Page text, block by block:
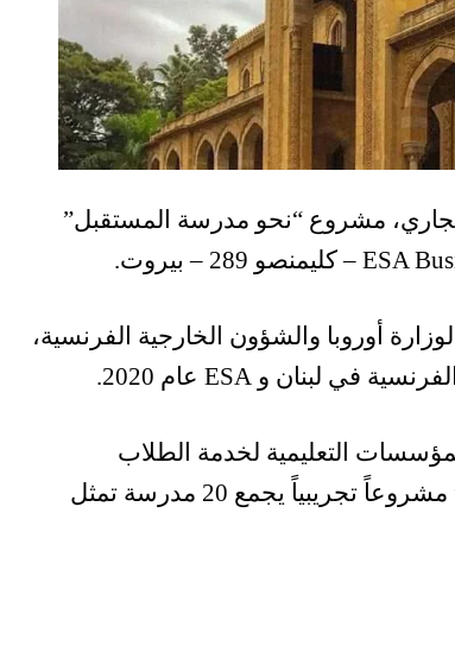
في لبنان، الأربعاء 5 شباط الجاري، مشروع “نحو مدرسة المستقبل”
أوروبا والشؤون الخارجية الفرنسية،
التعليمية لخدمة الطلاب
والمجتمعات المدرسية. ويعد “نحو مدرسة المستقبل” مشروعاً تجريبياً يجمع 20 مدرسة تمثل